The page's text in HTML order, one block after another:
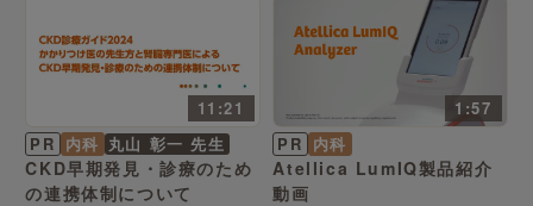
11:21
PR 内科 丸山 彰一 先生
CKD早期発見・診療のため
の連携体制について
1:57
PR 内科
Atellica LumIQ製品紹介
動画